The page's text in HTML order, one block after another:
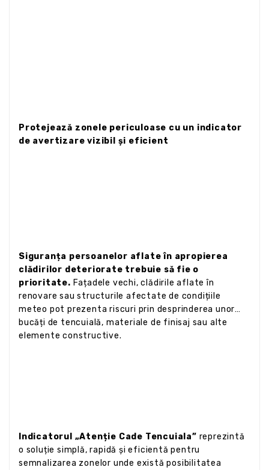
Protejează zonele periculoase cu un indicator
de avertizare vizibil și eficient
Siguranța persoanelor aflate în apropierea
clădirilor deteriorate trebuie să fie o
prioritate. Fațadele vechi, clădirile aflate în
renovare sau structurile afectate de condițiile
meteo pot prezenta riscuri prin desprinderea unor
bucăți de tencuială, materiale de finisaj sau alte
elemente constructive.
Indicatorul „Atenție Cade Tencuiala” reprezintă
o soluție simplă, rapidă și eficientă pentru
semnalizarea zonelor unde există posibilitatea